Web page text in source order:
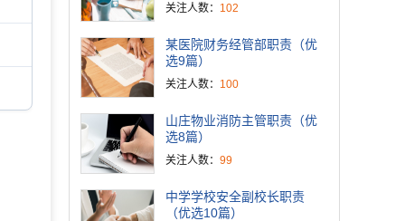
关注人数： 102
某医院财务经管部职责（优
选9篇）
关注人数： 100
山庄物业消防主管职责（优
选8篇）
关注人数： 99
中学学校安全副校长职责
（优选10篇）